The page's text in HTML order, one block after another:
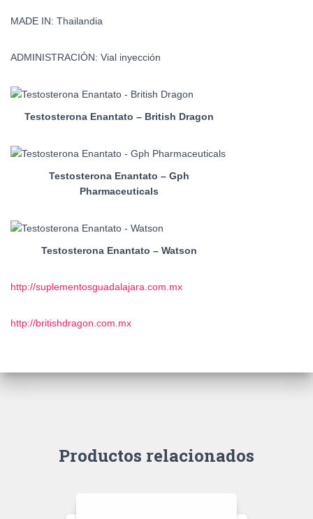
MADE IN: Thailandia
ADMINISTRACIÓN: Vial inyección
Testosterona Enantato – British Dragon
Testosterona Enantato – Gph
Pharmaceuticals
Testosterona Enantato – Watson
http://suplementosguadalajara.com.mx
http://britishdragon.com.mx
Productos relacionados